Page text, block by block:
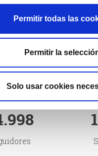
Permitir todas las
Permitir la
Solo usar cookies